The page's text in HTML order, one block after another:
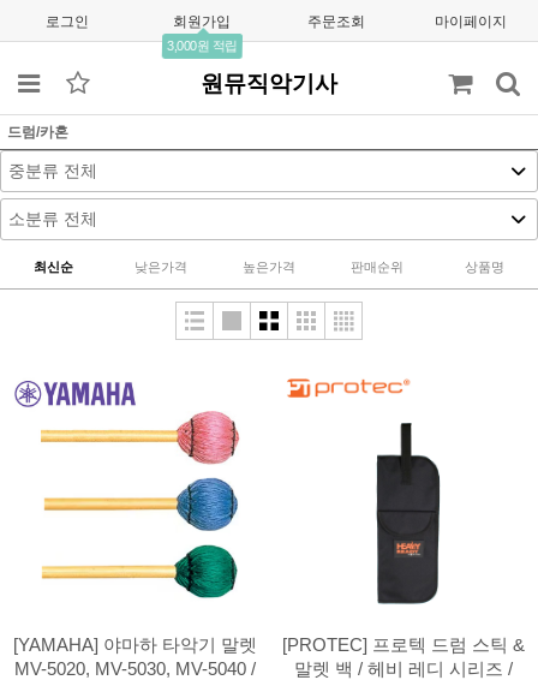
로그인 회원가입
3,000원 적립
주문조회 마이페이지
원뮤직악기사
드럼/카혼
최신순 낮은가격 높은가격 판매순위 상품명
[YAMAHA] 야마하 타악기 말렛
MV-5020, MV-5030, MV-5040 /
[PROTEC] 프로텍 드럼 스틱 &
말렛 백 / 헤비 레디 시리즈 /